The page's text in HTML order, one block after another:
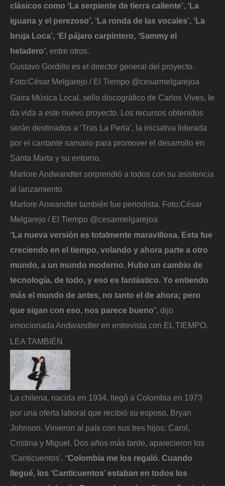
clásicos como ‘La serpiente de tierra caliente’, ‘La
iguana y el perezoso’, ‘La ronda de las vocales’, ‘La
bruja Loca’, ‘El pájaro carpintero, ‘Sammy el
heladero’, entre otros.
Gustavo Gordillo es el director general del proyecto.
Foto:César Melgarejo / El Tiempo @cesarmelgarejoa
Gaira Música Local, sello discográfico de Carlos Vives, le
da vida a este nuevo proyecto. Los recursos obtenidos
serán destinados a ‘Tras La Perla’, la iniciativa liderada
por el cantante samario para promover el desarrollo en
Santa Marta y su entorno.
Marlore Andwandter sorprendió a todos con su asistencia
al lanzamiento
Marlore Anwandter también fue periodista. Foto:César
Melgarejo / El Tiempo @cesarmelgarejoa
“La nueva versión es totalmente maravillosa. Esta fue
creciendo en el tiempo, volando y ahora parte a otro
mundo, a un mundo moderno. Hubo un cambio de
tecnología, de todo, y eso es fantástico. Yo entiendo
más el mundo de antes, no tanto el de ahora; pero
que sigan con eso, nos parece bueno”, dijo
emocionada Andwandter en entrevista con EL TIEMPO.
LEA TAMBIÉN
La chilena, nacida en 1934, llegó a Colombia en 1973
por una oferta laboral que recibió su esposo, Bryan
Johnson. Vinieron al país con sus tres hijos: Carol,
Cristina y Miguel. Dos años más tarde, aparecieron los
‘Canticuentos’. “Colombia me los regaló. Cuando
llegué, los ‘Canticuentos’ estaban en todos los